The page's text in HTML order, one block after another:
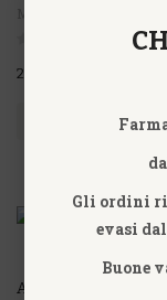
20,00€
ALLIUM CEPA 50MK
Gli ordini
evasi
Buone